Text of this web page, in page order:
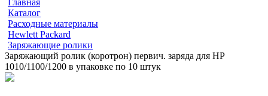
Главная
Каталог
Расходные материалы
Hewlett Packard
Заряжающие ролики
Заряжающий ролик (коротрон) первич. заряда для HP
1010/1100/1200 в упаковке по 10 штук